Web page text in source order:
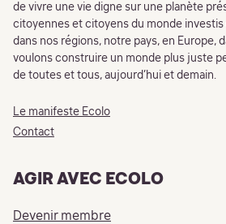
de vivre une vie digne sur une planète
citoyennes et citoyens du monde investis
dans nos régions, notre pays, en Europe,
voulons construire un monde plus juste
de toutes et tous, aujourd’hui et demain.
Le manifeste Ecolo
Contact
AGIR AVEC ECOLO
Devenir membre